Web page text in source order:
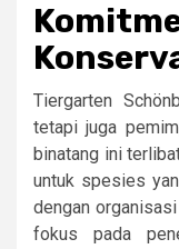
Tiergarten
tetapi juga
binatang ini
untuk spesies
dengan
fokus pada